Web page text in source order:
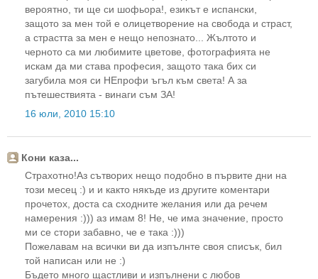
вероятно, ти ще си шофьора!, езикът е испански,
защото за мен той е олицетворение на свобода и страст,
а страстта за мен е нещо непознато... Жълтото и
черното са ми любимите цветове, фотографията не
искам да ми става професия, защото така бих си
загубила моя си НЕпрофи ъгъл към света! А за
пътешествията - винаги съм ЗА!
16 юли, 2010 15:10
Кони каза...
Страхотно!Аз сътворих нещо подобно в първите дни на
този месец :) и и както някъде из другите коментари
прочетох, доста са сходните желания или да речем
намерения :))) аз имам 8! Не, че има значение, просто
ми се стори забавно, че е така :)))
Пожелавам на всички ви да изпълнте своя списък, бил
той написан или не :)
Бъдето много щастливи и изпълнени с любов